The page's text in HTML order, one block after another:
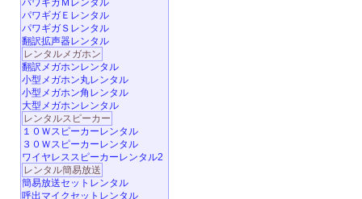
パワギガＭレンタル
パワギガＥレンタル
パワギガＳレンタル
翻訳拡声器レンタル
レンタルメガホン
翻訳メガホンレンタル
小型メガホン丸レンタル
小型メガホン角レンタル
大型メガホンレンタル
レンタルスピーカー
１０Ｗスピーカーレンタル
３０Ｗスピーカーレンタル
ワイヤレススピーカーレンタル2
レンタル簡易放送
簡易放送セットレンタル
呼出マイクセットレンタル